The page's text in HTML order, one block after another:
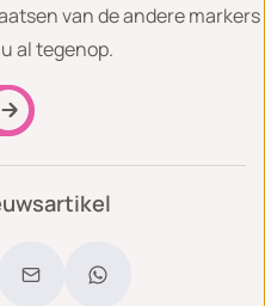
van de andere markers
al tegenop.